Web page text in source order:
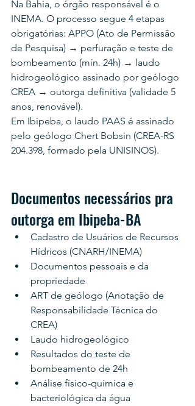
Na Bahia, o órgão responsável é o
INEMA. O processo segue 4 etapas
obrigatórias: APPO (Ato de Permissão
de Pesquisa) → perfuração e teste de
bombeamento (mín. 24h) → laudo
hidrogeológico assinado por geólogo
CREA → outorga definitiva (validade 5
anos, renovável).
Em Ibipeba, o laudo PAAS é assinado
pelo geólogo Chert Bobsin (CREA-RS
204.398, formado pela UNISINOS).
Documentos necessários pra
outorga em Ibipeba-BA
Cadastro de Usuários de Recursos
Hídricos (CNARH/INEMA)
Documentos pessoais e da
propriedade
ART de geólogo (Anotação de
Responsabilidade Técnica do
CREA)
Laudo hidrogeológico
Resultados do teste de
bombeamento de 24h
Análise físico-química e
bacteriológica da água